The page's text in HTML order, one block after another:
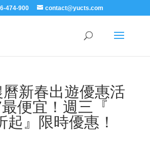
474-900 contact@yucts.com
新春出遊優惠活
便宜！週三『
起』限時優惠！